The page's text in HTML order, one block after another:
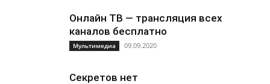
Онлайн ТВ — трансляция всех
каналов бесплатно
Мультимедиа 09.09.2020
Секретов нет